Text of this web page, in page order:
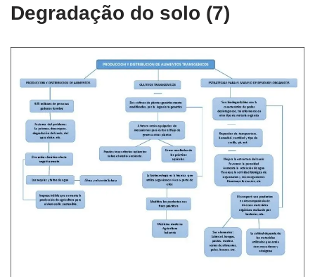
Degradação do solo (7)